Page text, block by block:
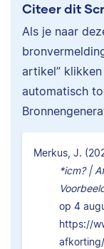
Citeer dit
Als je naar
artikel”
automatisch
Merkus, J.
*icm? |
op 4
https://
afkorting/